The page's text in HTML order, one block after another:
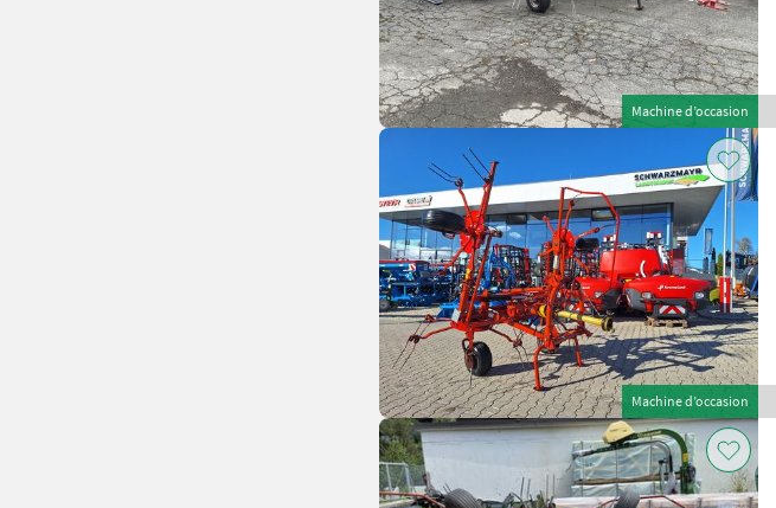
Machine d’occasion
Machine d’occasion